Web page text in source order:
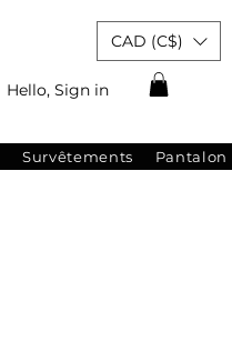
Hello, Sign in
CAD (C$)
Survêtements